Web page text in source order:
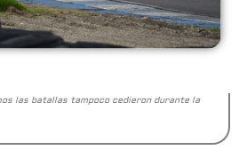
las batallas tampoco cedieron durante la